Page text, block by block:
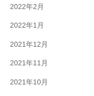
2022年2月
2022年1月
2021年12月
2021年11月
2021年10月